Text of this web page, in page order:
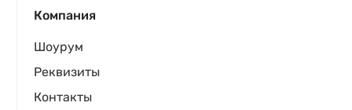
Компания
Шоурум
Реквизиты
Контакты